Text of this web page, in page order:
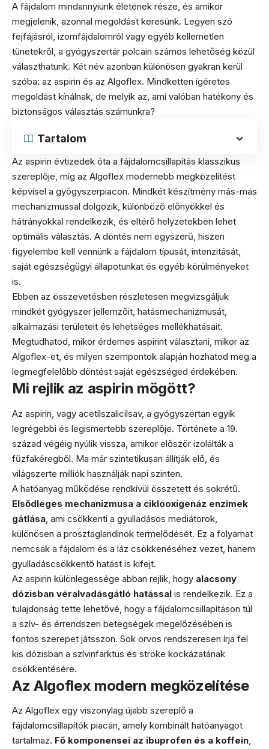
A fájdalom mindannyiunk életének része, és amikor
megjelenik, azonnal megoldást keresünk. Legyen szó
fejfájásról, izomfájdalomról vagy egyéb kellemetlen
tünetekről, a gyógyszertár polcain számos lehetőség közül
választhatunk. Két név azonban különösen gyakran kerül
szóba: az aspirin és az Algoflex. Mindketten ígéretes
megoldást kínálnak, de melyik az, ami valóban hatékony és
biztonságos választás számunkra?
Tartalom
Az aspirin évtizedek óta a fájdalomcsillapítás klasszikus
szereplője, míg az Algoflex modernebb megközelítést
képvisel a gyógyszerpiacon. Mindkét készítmény más-más
mechanizmussal dolgozik, különböző előnyökkel és
hátrányokkal rendelkezik, és eltérő helyzetekben lehet
optimális választás. A döntés nem egyszerű, hiszen
figyelembe kell vennünk a fájdalom típusát, intenzitását,
saját egészségügyi állapotunkat és egyéb körülményeket
is.
Ebben az összevetésben részletesen megvizsgáljuk
mindkét gyógyszer jellemzőit, hatásmechanizmusát,
alkalmazási területeit és lehetséges mellékhatásait.
Megtudhatod, mikor érdemes aspirint választani, mikor az
Algoflex-et, és milyen szempontok alapján hozhatod meg a
legmegfelelőbb döntést saját egészséged érdekében.
Mi rejlik az aspirin mögött?
Az aspirin, vagy acetilszalicilsav, a gyógyszertan egyik
legrégebbi és legismertebb szereplője. Története a 19.
század végéig nyúlik vissza, amikor először izolálták a
fűzfakéregből. Ma már szintetikusan állítják elő, és
világszerte milliók használják napi szinten.
A hatóanyag működése rendkívül összetett és sokrétű.
Elsődleges mechanizmusa a ciklooxigenáz enzimek
gátlása , ami csökkenti a gyulladásos mediátorok,
különösen a prosztaglandinok termelődését. Ez a folyamat
nemcsak a fájdalom és a láz csökkenéséhez vezet, hanem
gyulladáscsökkentő hatást is kifejt.
Az aspirin különlegessége abban rejlik, hogy alacsony
dózisban véralvadásgátló hatással is rendelkezik. Ez a
tulajdonság tette lehetővé, hogy a fájdalomcsillapításon túl
a szív- és érrendszeri betegségek megelőzésében is
fontos szerepet játsszon. Sok orvos rendszeresen írja fel
kis dózisban a szívinfarktus és stroke kockázatának
csökkentésére.
Az Algoflex modern megközelítése
Az Algoflex egy viszonylag újabb szereplő a
fájdalomcsillapítók piacán, amely kombinált hatóanyagot
tartalmaz. Fő komponensei az ibuprofen és a koffein,